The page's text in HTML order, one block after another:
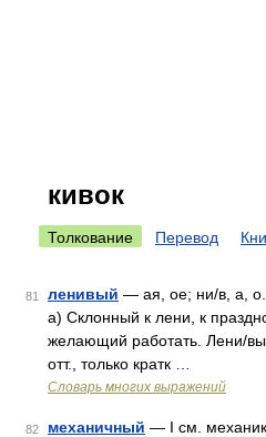
кивок
Толкование Перевод
81 ленивый — ая, ое; ни/в, а, о.
а) Склонный к лени, к
желающий работать. Лени/
отт., только кратк …
Словарь многих выражений
82 механичный — I см.